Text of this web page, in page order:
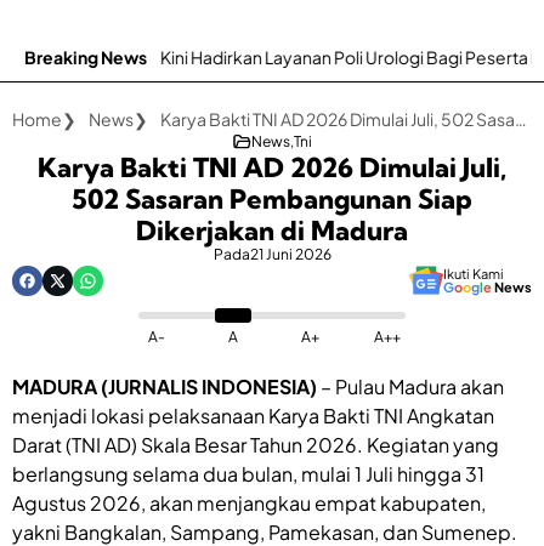
Breaking News
Kini Hadirkan Layanan Poli Urologi Bagi Peserta BPJS
Home News Karya Bakti TNI AD 2026 Dimulai Juli, 502 Sasaran Pembangunan Siap Dikerjakan di Madura
News Tni
Karya Bakti TNI AD 2026 Dimulai Juli,
502 Sasaran Pembangunan Siap
Dikerjakan di Madura
Pada21 Juni 2026
Ikuti Kami
GoogleNews
A- A A+ A++
MADURA (JURNALIS INDONESIA) – Pulau Madura akan
menjadi lokasi pelaksanaan Karya Bakti TNI Angkatan
Darat (TNI AD) Skala Besar Tahun 2026. Kegiatan yang
berlangsung selama dua bulan, mulai 1 Juli hingga 31
Agustus 2026, akan menjangkau empat kabupaten,
yakni Bangkalan, Sampang, Pamekasan, dan Sumenep.